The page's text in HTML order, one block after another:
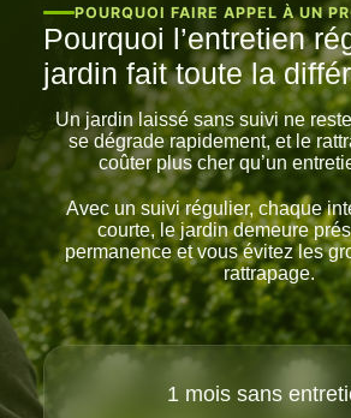
POURQUOI FAIRE APPEL À UN
Pourquoi l’entretien
jardin fait toute la
Un jardin laissé sans suivi ne reste
se dégrade rapidement, et le
coûter plus cher qu’un
Avec un suivi régulier, chaque
courte, le jardin demeure
permanence et vous évitez les
rattrapage.
1 mois sans